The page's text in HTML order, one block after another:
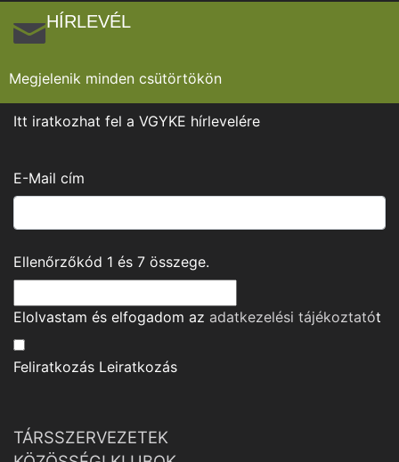
HÍRLEVÉL
Megjelenik minden csütörtökön
Itt iratkozhat fel a VGYKE hírlevelére
E-Mail cím
Ellenőrzőkód 1 és 7 összege.
Elolvastam és elfogadom az adatkezelési tájékoztatót
Feliratkozás Leiratkozás
TÁRSSZERVEZETEK